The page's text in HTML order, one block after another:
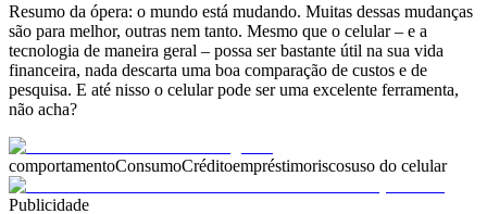
Resumo da ópera: o mundo está mudando. Muitas dessas mudanças
são para melhor, outras nem tanto. Mesmo que o celular – e a
tecnologia de maneira geral – possa ser bastante útil na sua vida
financeira, nada descarta uma boa comparação de custos e de
pesquisa. E até nisso o celular pode ser uma excelente ferramenta,
não acha?
comportamentoConsumoCréditoempréstimoriscosuso do celular
Publicidade